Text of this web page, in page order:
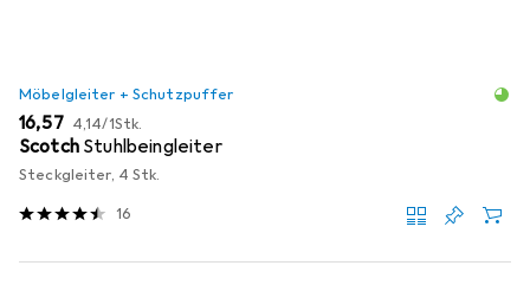
Möbelgleiter + Schutzpuffer
EUR
16,57 EUR
4,14/1Stk.
Scotch Stuhlbeingleiter
Steckgleiter, 4 Stk.
16